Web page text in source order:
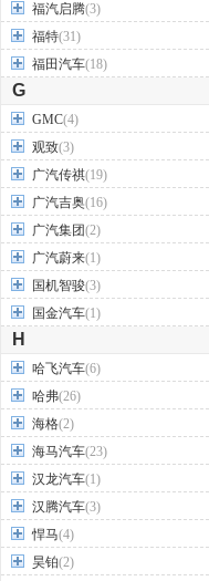
福汽启腾(3)
福特(31)
福田汽车(18)
G
GMC(4)
观致(3)
广汽传祺(19)
广汽吉奥(16)
广汽集团(2)
广汽蔚来(1)
国机智骏(3)
国金汽车(1)
H
哈飞汽车(6)
哈弗(26)
海格(2)
海马汽车(23)
汉龙汽车(1)
汉腾汽车(3)
悍马(4)
昊铂(2)